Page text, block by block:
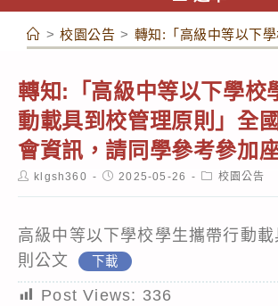
容
> 校園公告 > 轉知:「高級中等以下
轉知:「高級中等以下學校
動載具到校管理原則」全
會資訊，請同學參考參加
Postklgsh360
Post2025-05-26
Post校園公告
高級中等以下學校學生攜帶行動
則公文
下載
Post Views: 336